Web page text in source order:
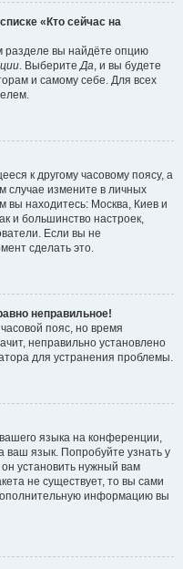
«Кто сейчас на
разделе вы найдёте опцию
. ВыберитеДа, и вы будете
и самому себе. Для всех
к другому часовому поясу, а
случае измените в личных
вы находитесь: Москва, Киев и
и большинство настроек,
Если вы не
сделать это.
неправильное!
пояс, но время
неправильно установлено
для устранения проблемы.
языка на конференции,
ваш язык. Попробуйте узнать у
установить нужный вам
не существует, то вы сами
информацию вы